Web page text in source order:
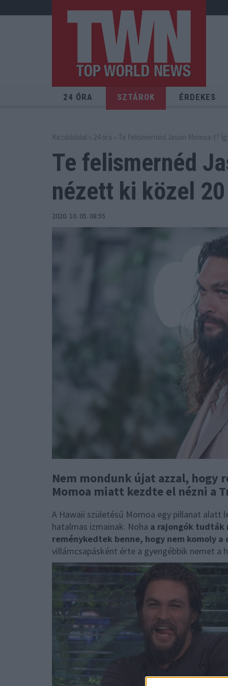
24 ÓRA SZTÁROK ÉRDEKES
Kezdőoldal » 24 óra » Te felismernéd Jason Momoa-t?
Te felismernéd
nézett ki közel
2020. 10. 05. 08:55
Nem mondunk újat azzal, hogy
Momoa miatt kezdte el nézni a
A Hawaii születésű Momoa egy pillanat alatt
hatalmas izmainak. Noha a rajongók tudták
reménykedtek benne, hogy nem komoly a
villámcsapásként érte a gyengébbik nemet a